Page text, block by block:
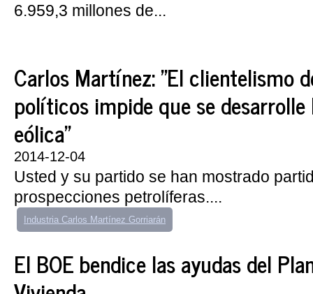
6.959,3 millones de...
Carlos Martínez: "El clientelismo
políticos impide que se
eólica"
2014-12-04
Usted y su partido se han mostrado
prospecciones petrolíferas....
Industria Carlos Martínez Gorriarán
El BOE bendice las ayudas del